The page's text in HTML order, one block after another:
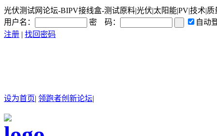
光伏测试网论坛-BIPV接线盒-测试原料|光伏|太阳能|PV|技术|质
用户名：
密 码：
自动
注册 | 找回密码
设为首页| 领跑者创新论坛|